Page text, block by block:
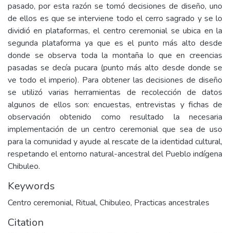
pasado, por esta razón se tomó decisiones de diseño, uno
de ellos es que se interviene todo el cerro sagrado y se lo
dividió en plataformas, el centro ceremonial se ubica en la
segunda plataforma ya que es el punto más alto desde
donde se observa toda la montaña lo que en creencias
pasadas se decía pucara (punto más alto desde donde se
ve todo el imperio). Para obtener las decisiones de diseño
se utilizó varias herramientas de recolección de datos
algunos de ellos son: encuestas, entrevistas y fichas de
observación obtenido como resultado la necesaria
implementación de un centro ceremonial que sea de uso
para la comunidad y ayude al rescate de la identidad cultural,
respetando el entorno natural-ancestral del Pueblo indígena
Chibuleo.
Keywords
Centro ceremonial, Ritual, Chibuleo, Practicas ancestrales
Citation